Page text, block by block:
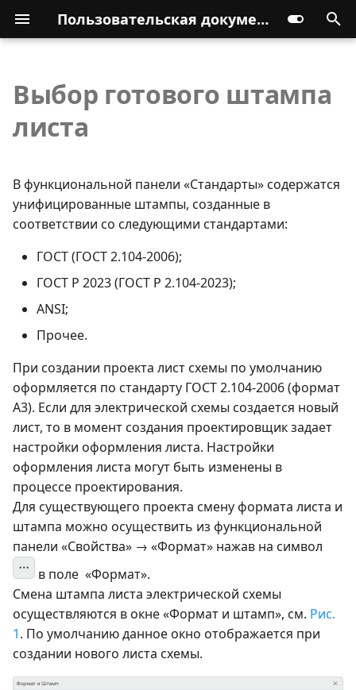
Пользовательская документация
Выбор готового штампа
листа
В функциональной панели «Стандарты» содержатся
унифицированные штампы, созданные в
соответствии со следующими стандартами:
ГОСТ (ГОСТ 2.104-2006);
ГОСТ Р 2023 (ГОСТ Р 2.104-2023);
ANSI;
Прочее.
При создании проекта лист схемы по умолчанию
оформляется по стандарту ГОСТ 2.104-2006 (формат
А3). Если для электрической схемы создается новый
лист, то в момент создания проектировщик задает
настройки оформления листа. Настройки
оформления листа могут быть изменены в
процессе проектирования.
Для существующего проекта смену формата листа и
штампа можно осуществить из функциональной
панели «Свойства» → «Формат» нажав на символ
в поле «Формат».
Смена штампа листа электрической схемы
осуществляются в окне «Формат и штамп», см. Рис.
1. По умолчанию данное окно отображается при
создании нового листа схемы.